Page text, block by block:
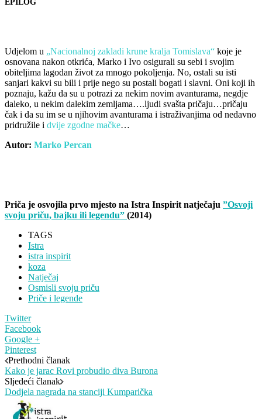
EPILOG
Udjelom u „Nacionalnoj zakladi krune kralja Tomislava“ koje je
osnovana nakon otkrića, Marko i Ivo osigurali su sebi i svojim
obiteljima lagodan život za mnogo pokoljenja. No, ostali su isti
sanjari kakvi su bili i prije nego su postali bogati i slavni. Oni koji ih
poznaju, kažu da su u potrazi za nekim novim avanturama, negdje
daleko, u nekim dalekim zemljama….ljudi svašta pričaju…pričaju
čak i da su im se u njihovim avanturama i istraživanjima od nedavno
pridružile i dvije zgodne mačke…
Autor: Marko Percan
Priča je osvojila prvo mjesto na Istra Inspirit natječaju ”Osvoji
svoju priču, bajku ili legendu” (2014)
TAGS
Istra
istra inspirit
koza
Natječaj
Osmisli svoju priču
Priče i legende
Twitter
Facebook
Google +
Pinterest
Prethodni članak
Kako je jarac Rovi probudio diva Burona
Sljedeći članak
Dodjela nagrada na stanciji Kumparička